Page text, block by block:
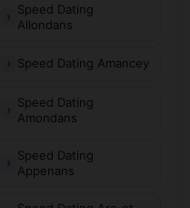
Speed Dating
Allondans
Speed Dating Amancey
Speed Dating
Amondans
Speed Dating
Appenans